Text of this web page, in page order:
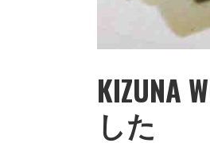
KIZUNA
した